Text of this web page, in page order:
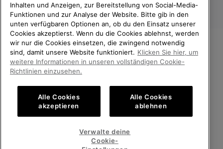
Deutschland
©2026SOREL. Alle Rechte vorbehalten.
Datenschutz Nutzungsbedingungen
Allgemeine Verkaufsbedingungen Garantiebestimmungen
Impressum Public CBCR
Kundenservice: Mo- Fr. 9:00 - 13:00 & 14:00- 18:00 Uhr
WILLKOMMEN BEI SOREL.
BITTE WÄHLEN SIE IHR
LIEFERLAND.
Online-Einkauf verfügbar
Inhalten und Anzeigen, zur Bereitstellung von Social-Media-
Funktionen und zur Analyse der Website. Bitte gib in den
unten verfügbaren Optionen an, ob du den Einsatz unserer
Cookies akzeptierst. Wenn du die Cookies ablehnst, werden
wir nur die Cookies einsetzen, die zwingend notwendig
sind, damit unsere Website funktioniert. Klicken Sie hier, um
weitere Informationen in unseren vollständigen Cookie-
Richtlinien einzusehen.
Alle Cookies
akzeptieren
Alle Cookies
ablehnen
Verwalte deine
Cookie-